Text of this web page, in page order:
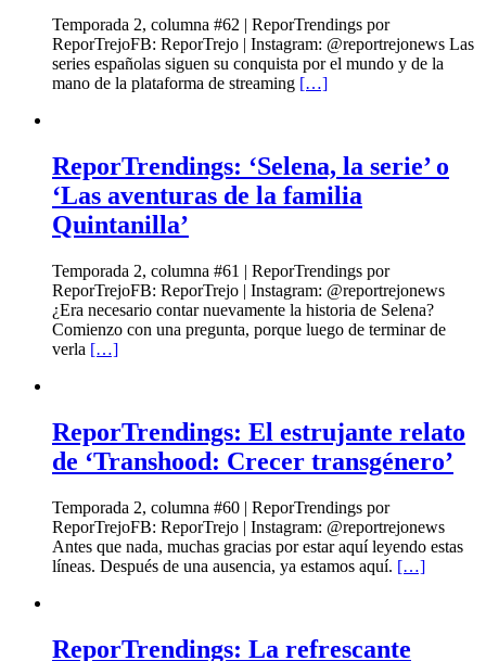
Temporada 2, columna #62 | ReporTrendings por
ReporTrejoFB: ReporTrejo | Instagram: @reportrejonews Las
series españolas siguen su conquista por el mundo y de la
mano de la plataforma de streaming […]
ReporTrendings: ‘Selena, la serie’ o
‘Las aventuras de la familia
Quintanilla’
Temporada 2, columna #61 | ReporTrendings por
ReporTrejoFB: ReporTrejo | Instagram: @reportrejonews
¿Era necesario contar nuevamente la historia de Selena?
Comienzo con una pregunta, porque luego de terminar de
verla […]
ReporTrendings: El estrujante relato
de ‘Transhood: Crecer transgénero’
Temporada 2, columna #60 | ReporTrendings por
ReporTrejoFB: ReporTrejo | Instagram: @reportrejonews
Antes que nada, muchas gracias por estar aquí leyendo estas
líneas. Después de una ausencia, ya estamos aquí. […]
ReporTrendings: La refrescante